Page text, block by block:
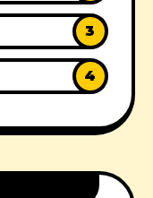
3
4